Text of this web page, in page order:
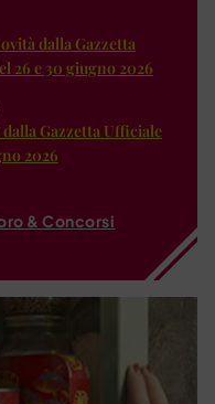
dalla Gazzetta
26 e 30 giugno 2026
Gazzetta Ufficiale
2026
& Concorsi